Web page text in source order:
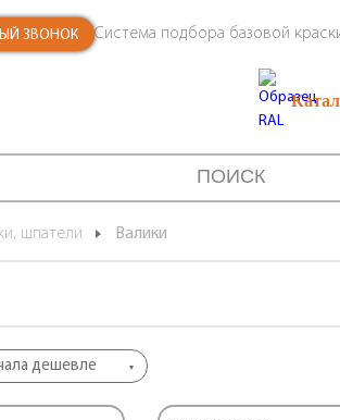
ЗВОНОК Система подбора базовой
шпатели Валики
дешевле